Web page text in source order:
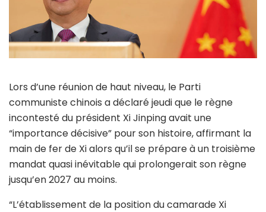
Lors d’une réunion de haut niveau, le Parti
communiste chinois a déclaré jeudi que le règne
incontesté du président Xi Jinping avait une
“importance décisive” pour son histoire, affirmant la
main de fer de Xi alors qu’il se prépare à un troisième
mandat quasi inévitable qui prolongerait son règne
jusqu’en 2027 au moins.
“L’établissement de la position du camarade Xi